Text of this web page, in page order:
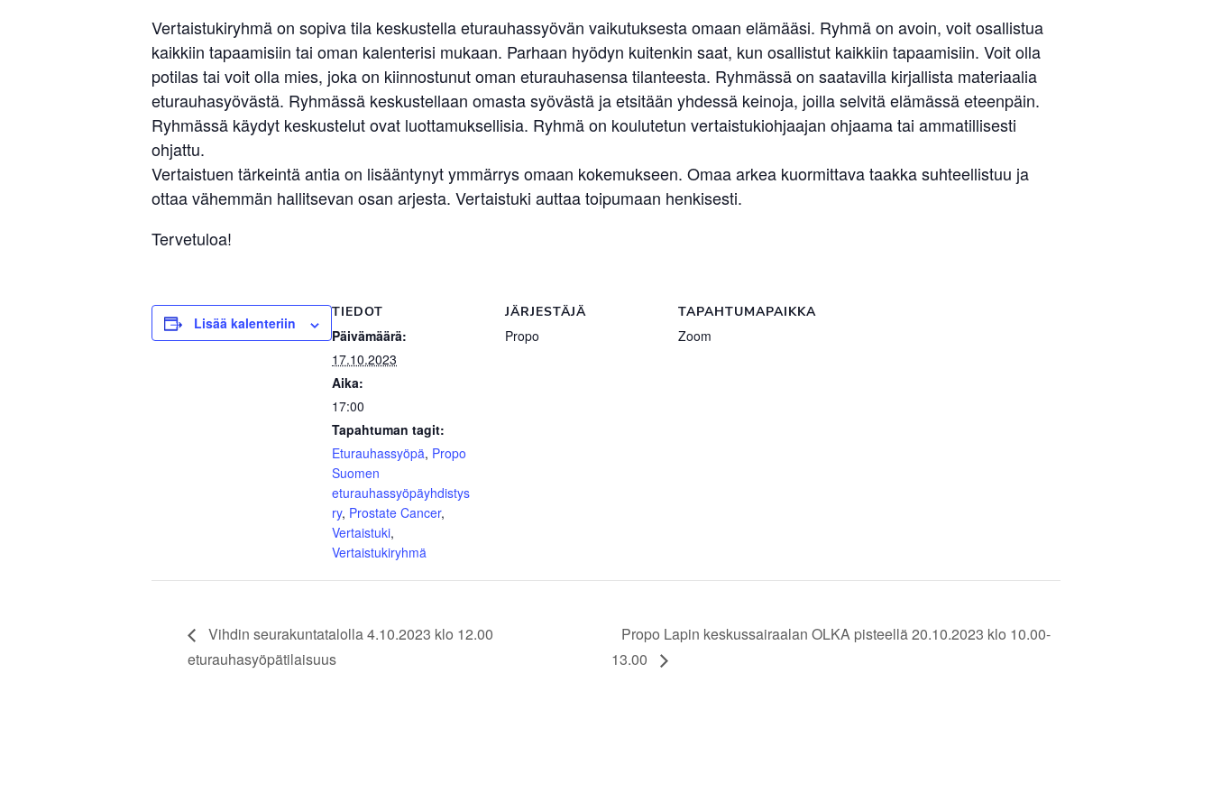
Vertaistukiryhmä on sopiva tila keskustella eturauhassyövän vaikutuksesta omaan elämääsi. Ryhmä on avoin, voit osallistua
kaikkiin tapaamisiin tai oman kalenterisi mukaan. Parhaan hyödyn kuitenkin saat, kun osallistut kaikkiin tapaamisiin. Voit olla
potilas tai voit olla mies, joka on kiinnostunut oman eturauhasensa tilanteesta. Ryhmässä on saatavilla kirjallista materiaalia
eturauhasyövästä. Ryhmässä keskustellaan omasta syövästä ja etsitään yhdessä keinoja, joilla selvitä elämässä eteenpäin.
Ryhmässä käydyt keskustelut ovat luottamuksellisia. Ryhmä on koulutetun vertaistukiohjaajan ohjaama tai ammatillisesti
ohjattu.
Vertaistuen tärkeintä antia on lisääntynyt ymmärrys omaan kokemukseen. Omaa arkea kuormittava taakka suhteellistuu ja
ottaa vähemmän hallitsevan osan arjesta. Vertaistuki auttaa toipumaan henkisesti.
Tervetuloa!
Lisää kalenteriin
TIEDOT
Päivämäärä:
17.10.2023
Aika:
17:00
Tapahtuman tagit:
Eturauhassyöpä, Propo
Suomen
eturauhassyöpäyhdistys
ry, Prostate Cancer,
Vertaistuki,
Vertaistukiryhmä
JÄRJESTÄJÄ
Propo
TAPAHTUMAPAIKKA
Zoom
Vihdin seurakuntatalolla 4.10.2023 klo 12.00
eturauhasyöpätilaisuus
Propo Lapin keskussairaalan OLKA pisteellä 20.10.2023 klo 10.00-
13.00